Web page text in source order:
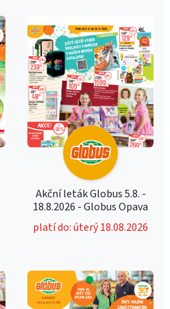
Akční leták Globus 5.8. -
18.8.2026 - Globus Opava
platí do: úterý 18.08.2026